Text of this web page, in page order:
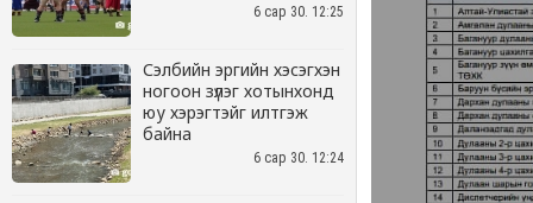
6 сар 30. 12:25
Сэлбийн эргийн хэсэгхэн
ногоон зүлэг хотынхонд
юу хэрэгтэйг илтгэж
байна
6 сар 30. 12:24